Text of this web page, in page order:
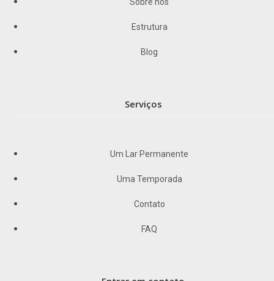
Estrutura
Blog
Serviços
Um Lar Permanente
Uma Temporada
Contato
FAQ